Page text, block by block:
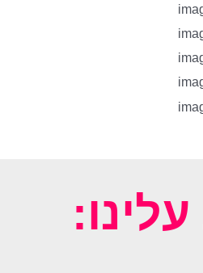
עלינו: